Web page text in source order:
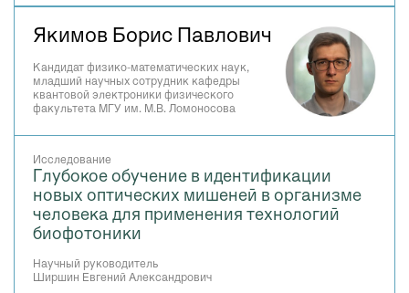
Якимов Борис Павлович
Кандидат физико-математических наук,
младший научных сотрудник кафедры
квантовой электроники физического
факультета МГУ им. М.В. Ломоносова
Исследование
Глубокое обучение в идентификации
новых оптических мишеней в организме
человека для применения технологий
биофотоники
Научный руководитель
Ширшин Евгений Александрович